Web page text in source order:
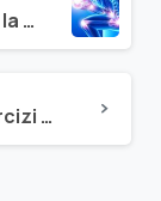
Mal di schiena cronico: come la rielaborazione del dolore può aiutarci
Mal di schiena? Con gli esercizi passa